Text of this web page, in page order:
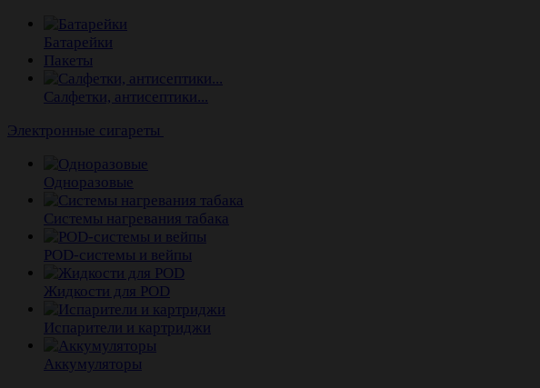
Батарейки
Пакеты
Салфетки, антисептики...
Электронные сигареты
Одноразовые
Системы нагревания табака
POD-системы и вейпы
Жидкости для POD
Испарители и картриджи
Аккумуляторы